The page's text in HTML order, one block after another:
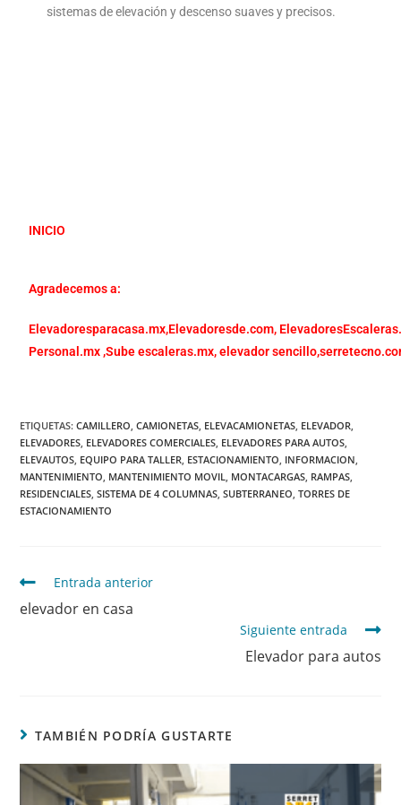
sistemas de elevación y descenso suaves y precisos.
INICIO
Agradecemos a:
Elevadoresparacasa.mx,Elevadoresde.com,
Personal.mx ,Sube escaleras.mx,elevador sencillo,
ETIQUETAS:CAMILLERO, CAMIONETAS, ELEVACAMIONETAS, ELEVADOR,
ELEVADORES, ELEVADORES COMERCIALES, ELEVADORES PARA AUTOS,
ELEVAUTOS, EQUIPO PARA TALLER, ESTACIONAMIENTO, INFORMACION,
MANTENIMIENTO, MANTENIMIENTO MOVIL, MONTACARGAS, RAMPAS,
RESIDENCIALES, SISTEMA DE 4 COLUMNAS, SUBTERRANEO, TORRES DE
ESTACIONAMIENTO
Entrada anterior
elevador en casa
Siguiente entrada
Elevador para autos
TAMBIÉN PODRÍA GUSTARTE